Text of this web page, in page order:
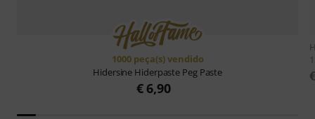
1000 peça(s) vendido
Hidersine Hiderpaste Peg Paste
€ 6,90